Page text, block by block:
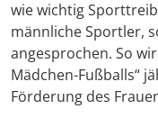
wie wichtig
männliche Sportler,
angesprochen. So
Mädchen-Fußballs“
Förderung des